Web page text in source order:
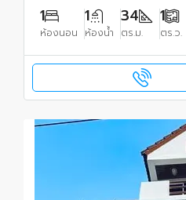
1
ห้องนอน
1
ห้องน้ำ
34
ตร.ม.
1
ตร.ว.